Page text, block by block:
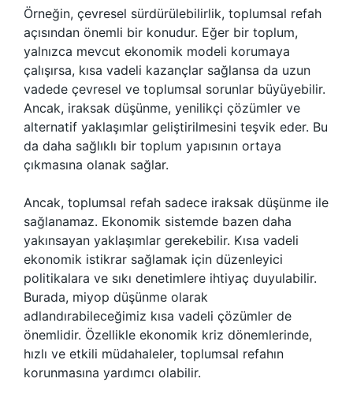
Örneğin, çevresel sürdürülebilirlik, toplumsal refah
açısından önemli bir konudur. Eğer bir toplum,
yalnızca mevcut ekonomik modeli korumaya
çalışırsa, kısa vadeli kazançlar sağlansa da uzun
vadede çevresel ve toplumsal sorunlar büyüyebilir.
Ancak, iraksak düşünme, yenilikçi çözümler ve
alternatif yaklaşımlar geliştirilmesini teşvik eder. Bu
da daha sağlıklı bir toplum yapısının ortaya
çıkmasına olanak sağlar.
Ancak, toplumsal refah sadece iraksak düşünme ile
sağlanamaz. Ekonomik sistemde bazen daha
yakınsayan yaklaşımlar gerekebilir. Kısa vadeli
ekonomik istikrar sağlamak için düzenleyici
politikalara ve sıkı denetimlere ihtiyaç duyulabilir.
Burada, miyop düşünme olarak
adlandırabileceğimiz kısa vadeli çözümler de
önemlidir. Özellikle ekonomik kriz dönemlerinde,
hızlı ve etkili müdahaleler, toplumsal refahın
korunmasına yardımcı olabilir.